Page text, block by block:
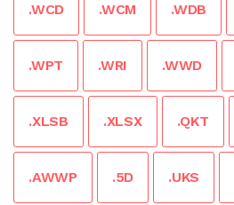
.WCD .WCM .WDB
.WPT .WRI .WWD
.XLSB .XLSX .QKT
.AWWP .5D .UKS